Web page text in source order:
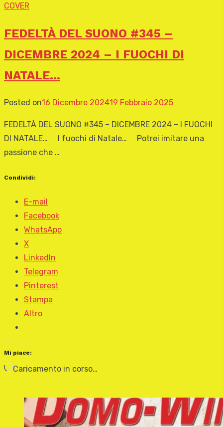
COVER
FEDELTÀ DEL SUONO #345 –
DICEMBRE 2024 – I FUOCHI DI
NATALE…
Posted on16 Dicembre 202419 Febbraio 2025
FEDELTÀ DEL SUONO #345 – DICEMBRE 2024 – I FUOCHI
DI NATALE… I fuochi di Natale… Potrei imitare una
passione che …
Condividi:
E-mail
Facebook
WhatsApp
X
LinkedIn
Telegram
Pinterest
Stampa
Altro
Mi piace:
Caricamento in corso…